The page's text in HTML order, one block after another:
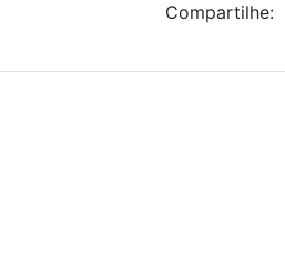
Compartilhe: